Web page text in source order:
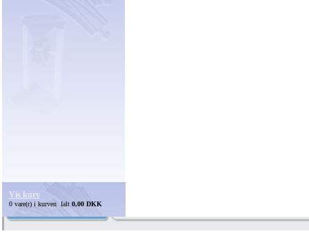
Vis kurv
0 vare(r) i kurven Ialt 0,00 DKK